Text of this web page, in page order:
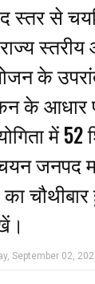
स्तर से
के
के आधार
में 52
जनपद
का
September 02,